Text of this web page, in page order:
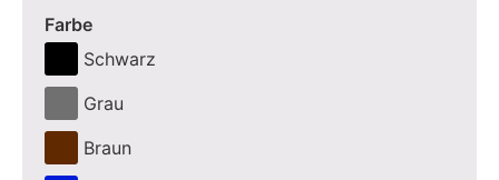
Farbe
Schwarz
Grau
Braun